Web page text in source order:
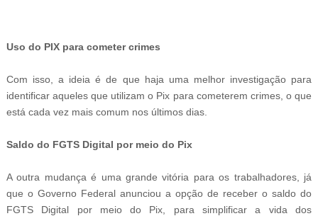
Uso do PIX para cometer crimes
Com isso, a ideia é de que haja uma melhor investigação para
identificar aqueles que utilizam o Pix para cometerem crimes, o que
está cada vez mais comum nos últimos dias.
Saldo do FGTS Digital por meio do Pix
A outra mudança é uma grande vitória para os trabalhadores, já
que o Governo Federal anunciou a opção de receber o saldo do
FGTS Digital por meio do Pix, para simplificar a vida dos